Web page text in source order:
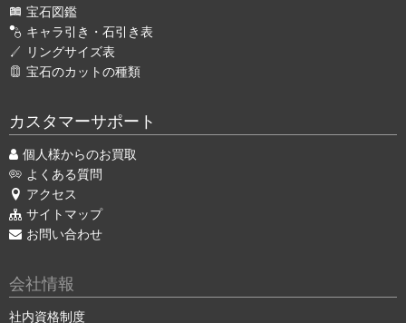
宝石図鑑
キャラ引き・石引き表
リングサイズ表
宝石のカットの種類
カスタマーサポート
個人様からのお買取
よくある質問
アクセス
サイトマップ
お問い合わせ
会社情報
社内資格制度